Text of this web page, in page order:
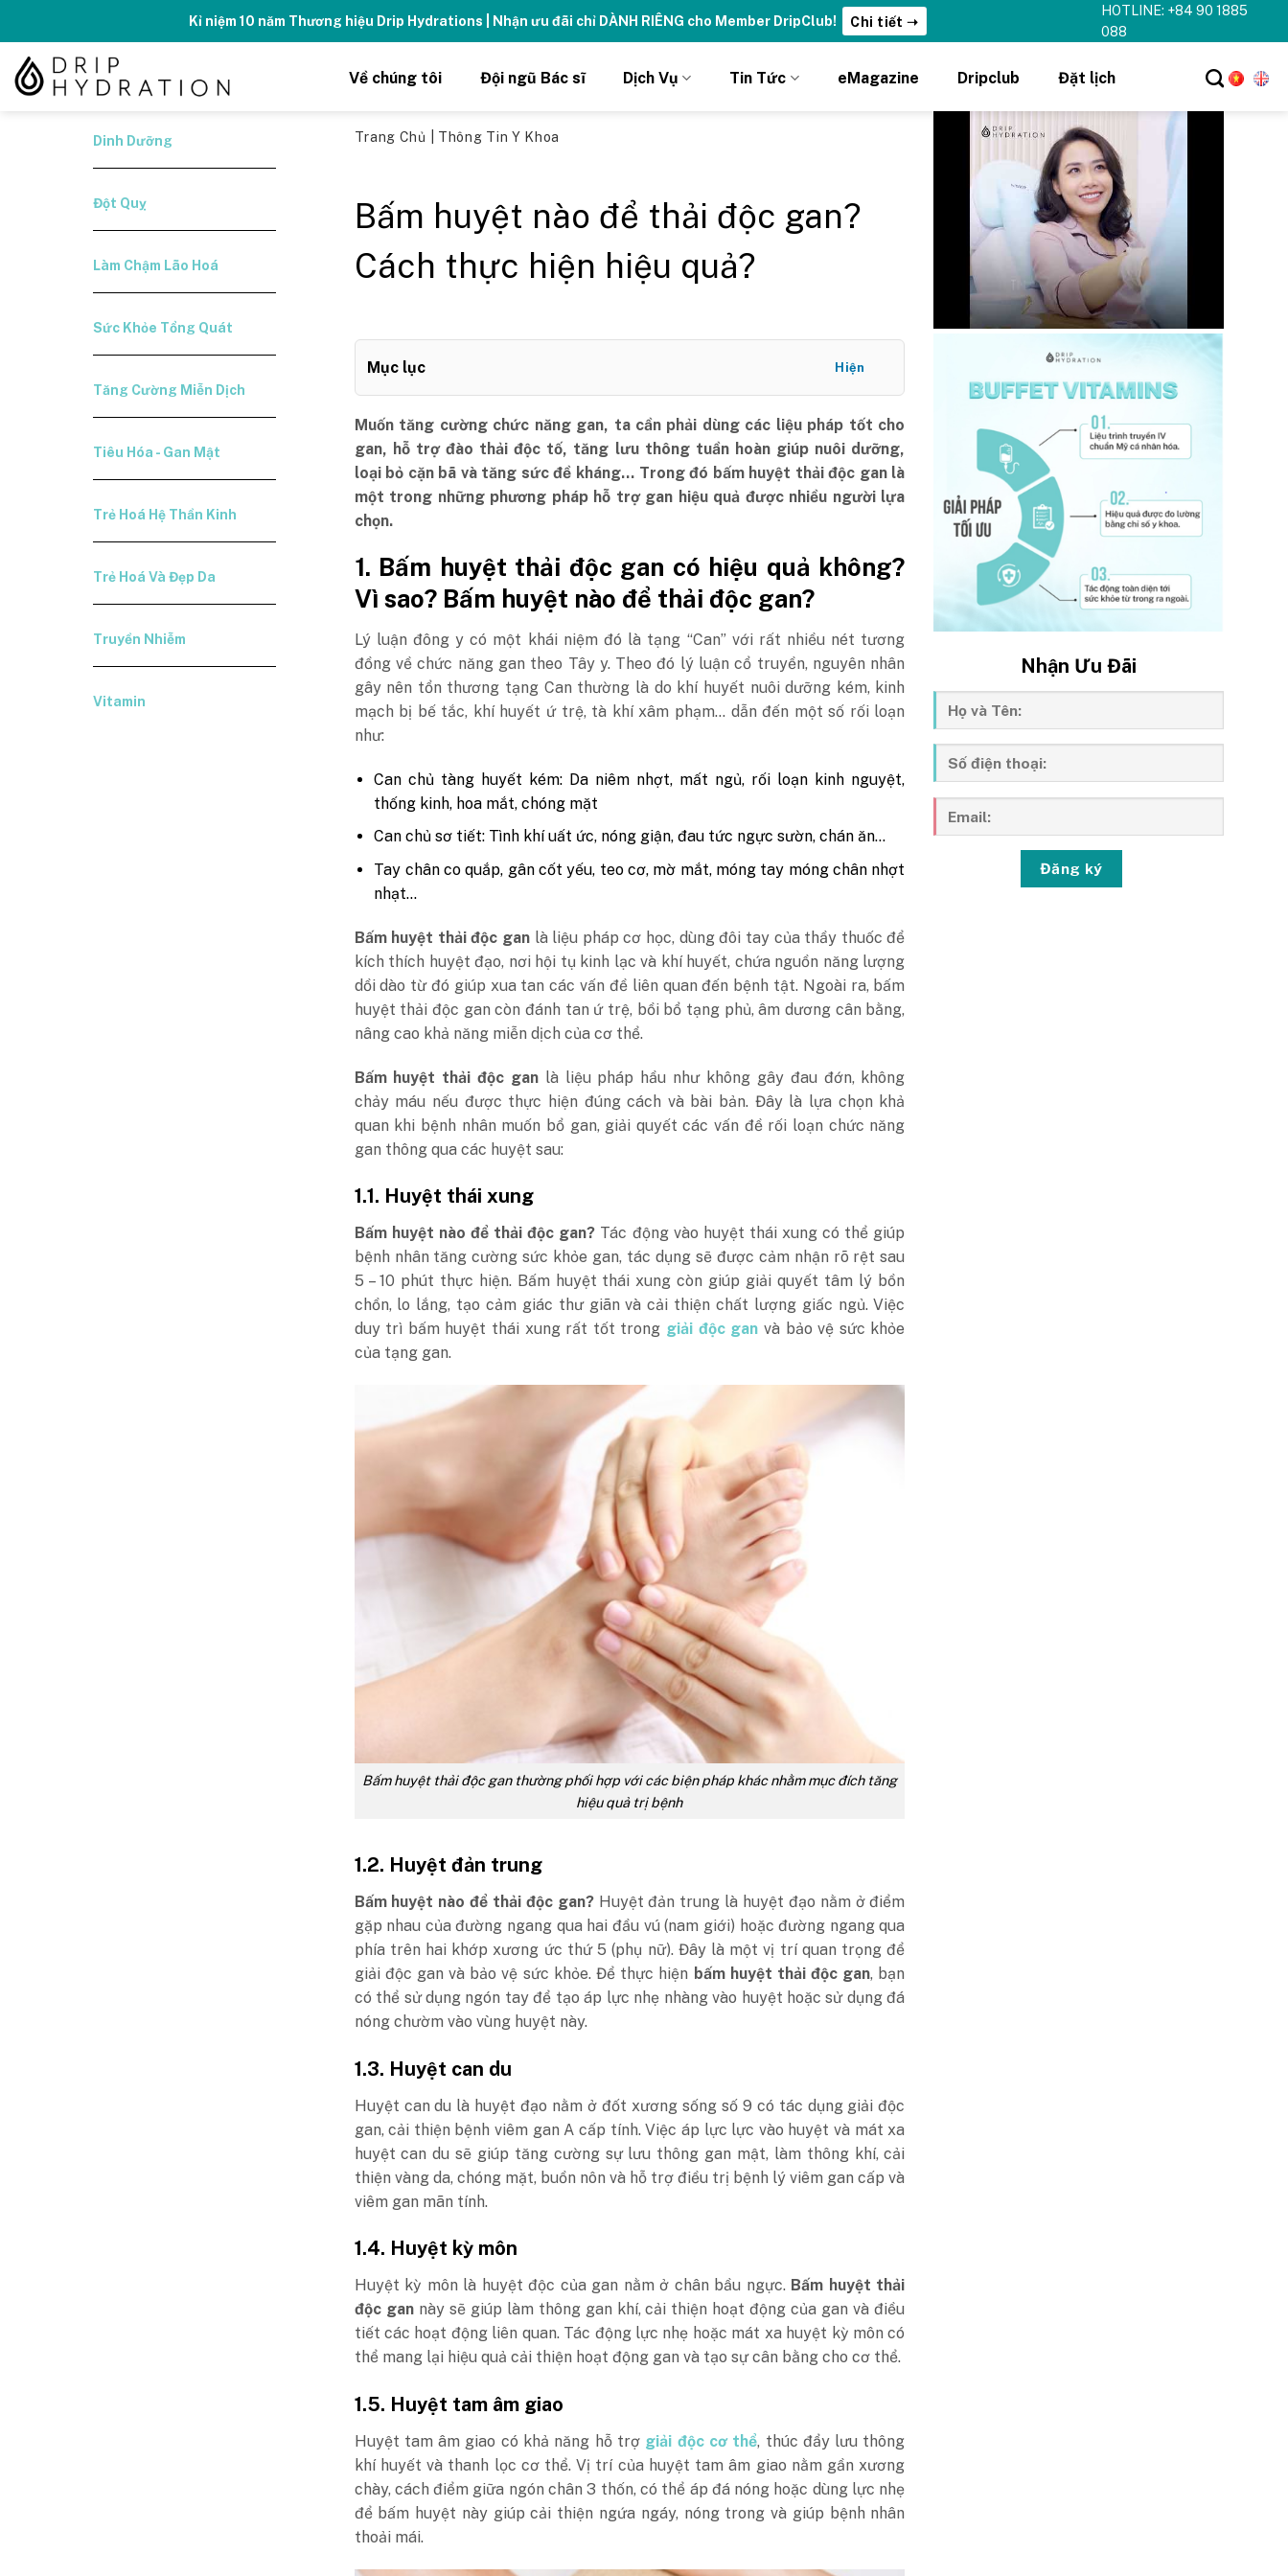
content
Kỉ niệm 10 năm Thương hiệu Drip Hydrations | Nhận ưu đãi chỉ DÀNH RIÊNG cho Member DripClub! Chi tiết ➝
HOTLINE: +84 90 1885
088
Về chúng tôi Đội ngũ Bác sĩ Dịch Vụ Tin Tức eMagazine Dripclub Đặt lịch
Dinh Dưỡng
Đột Quỵ
Làm Chậm Lão Hoá
Sức Khỏe Tổng Quát
Tăng Cường Miễn Dịch
Tiêu Hóa - Gan Mật
Trẻ Hoá Hệ Thần Kinh
Trẻ Hoá Và Đẹp Da
Truyền Nhiễm
Vitamin
Trang Chủ Thông Tin Y Khoa
Bấm huyệt nào để thải độc gan?
Cách thực hiện hiệu quả?
Mục lục Hiện
Muốn tăng cường chức năng gan, ta cần phải dùng các liệu pháp tốt cho
gan, hỗ trợ đào thải độc tố, tăng lưu thông tuần hoàn giúp nuôi dưỡng,
loại bỏ cặn bã và tăng sức đề kháng… Trong đó bấm huyệt thải độc gan là
một trong những phương pháp hỗ trợ gan hiệu quả được nhiều người lựa
chọn.
1. Bấm huyệt thải độc gan có hiệu quả không?
Vì sao? Bấm huyệt nào để thải độc gan?
Lý luận đông y có một khái niệm đó là tạng “Can” với rất nhiều nét tương
đồng về chức năng gan theo Tây y. Theo đó lý luận cổ truyền, nguyên nhân
gây nên tổn thương tạng Can thường là do khí huyết nuôi dưỡng kém, kinh
mạch bị bế tắc, khí huyết ứ trệ, tà khí xâm phạm… dẫn đến một số rối loạn
như:
Can chủ tàng huyết kém: Da niêm nhợt, mất ngủ, rối loạn kinh nguyệt,
thống kinh, hoa mắt, chóng mặt
Can chủ sơ tiết: Tình khí uất ức, nóng giận, đau tức ngực sườn, chán ăn…
Tay chân co quắp, gân cốt yếu, teo cơ, mờ mắt, móng tay móng chân nhợt
nhạt…
Bấm huyệt thải độc gan là liệu pháp cơ học, dùng đôi tay của thầy thuốc để
kích thích huyệt đạo, nơi hội tụ kinh lạc và khí huyết, chứa nguồn năng lượng
dồi dào từ đó giúp xua tan các vấn đề liên quan đến bệnh tật. Ngoài ra, bấm
huyệt thải độc gan còn đánh tan ứ trệ, bồi bổ tạng phủ, âm dương cân bằng,
nâng cao khả năng miễn dịch của cơ thể.
Bấm huyệt thải độc ganlà liệu pháp hầu như không gây đau đớn, không
chảy máu nếu được thực hiện đúng cách và bài bản. Đây là lựa chọn khả
quan khi bệnh nhân muốn bổ gan, giải quyết các vấn đề rối loạn chức năng
gan thông qua các huyệt sau:
1.1. Huyệt thái xung
Bấm huyệt nào để thải độc gan? Tác động vào huyệt thái xung có thể giúp
bệnh nhân tăng cường sức khỏe gan, tác dụng sẽ được cảm nhận rõ rệt sau
5 – 10 phút thực hiện. Bấm huyệt thái xung còn giúp giải quyết tâm lý bồn
chồn, lo lắng, tạo cảm giác thư giãn và cải thiện chất lượng giấc ngủ. Việc
duy trì bấm huyệt thái xung rất tốt trong giải độc gan và bảo vệ sức khỏe
của tạng gan.
Bấm huyệt thải độc gan thường phối hợp với các biện pháp khác nhằm mục đích tăng
hiệu quả trị bệnh
1.2. Huyệt đản trung
Bấm huyệt nào để thải độc gan? Huyệt đản trung là huyệt đạo nằm ở điểm
gặp nhau của đường ngang qua hai đầu vú (nam giới) hoặc đường ngang qua
phía trên hai khớp xương ức thứ 5 (phụ nữ). Đây là một vị trí quan trọng để
giải độc gan và bảo vệ sức khỏe. Để thực hiện bấm huyệt thải độc gan, bạn
có thể sử dụng ngón tay để tạo áp lực nhẹ nhàng vào huyệt hoặc sử dụng đá
nóng chườm vào vùng huyệt này.
1.3. Huyệt can du
Huyệt can du là huyệt đạo nằm ở đốt xương sống số 9 có tác dụng giải độc
gan, cải thiện bệnh viêm gan A cấp tính. Việc áp lực lực vào huyệt và mát xa
huyệt can du sẽ giúp tăng cường sự lưu thông gan mật, làm thông khí, cải
thiện vàng da, chóng mặt, buồn nôn và hỗ trợ điều trị bệnh lý viêm gan cấp và
viêm gan mãn tính.
1.4. Huyệt kỳ môn
Huyệt kỳ môn là huyệt độc của gan nằm ở chân bầu ngực. Bấm huyệt thải
độc gannày sẽ giúp làm thông gan khí, cải thiện hoạt động của gan và điều
tiết các hoạt động liên quan. Tác động lực nhẹ hoặc mát xa huyệt kỳ môn có
thể mang lại hiệu quả cải thiện hoạt động gan và tạo sự cân bằng cho cơ thể.
1.5. Huyệt tam âm giao
Huyệt tam âm giao có khả năng hỗ trợ giải độc cơ thể, thúc đẩy lưu thông
khí huyết và thanh lọc cơ thể. Vị trí của huyệt tam âm giao nằm gần xương
chày, cách điểm giữa ngón chân 3 thốn, có thể áp đá nóng hoặc dùng lực nhẹ
để bấm huyệt này giúp cải thiện ngứa ngáy, nóng trong và giúp bệnh nhân
thoải mái.
Nhận Ưu Đãi
Đăng ký